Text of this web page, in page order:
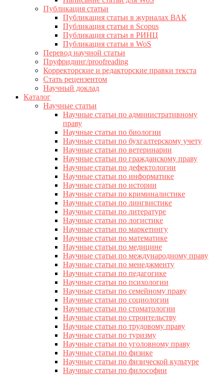
Публикация статьи
Публикация статьи в журналах ВАК
Публикация статьи в Scopus
Публикация статьи в РИНЦ
Публикация статьи в WoS
Перевод научной статьи
Пруфридинг/proofreading
Корректорские и редакторские правки текста
Стать рецензентом
Научный доклад
Каталог
Научные статьи
Научные статьи по административному
праву
Научные статьи по биологии
Научные статьи по бухгалтерскому учету
Научные статьи по ветеринарии
Научные статьи по гражданскому праву
Научные статьи по дефектологии
Научные статьи по информатике
Научные статьи по истории
Научные статьи по криминалистике
Научные статьи по лингвистике
Научные статьи по литературе
Научные статьи по логистике
Научные статьи по маркетингу
Научные статьи по математике
Научные статьи по медицине
Научные статьи по международному праву
Научные статьи по менеджменту
Научные статьи по педагогике
Научные статьи по психологии
Научные статьи по семейному праву
Научные статьи по социологии
Научные статьи по стоматологии
Научные статьи по строительству
Научные статьи по трудовому праву
Научные статьи по туризму
Научные статьи по уголовному праву
Научные статьи по физике
Научные статьи по физической культуре
Научные статьи по философии